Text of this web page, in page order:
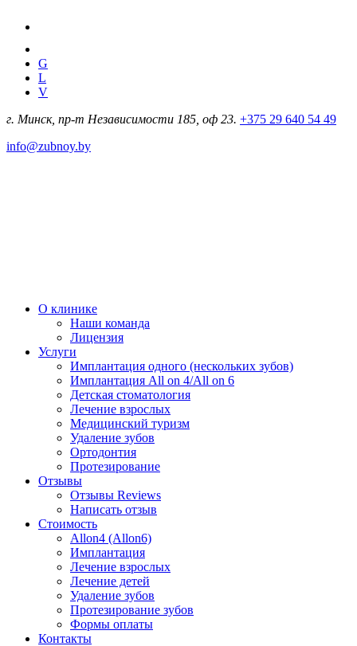
G
L
V
г. Минск, пр-т Независимости 185, оф 23. +375 29 640 54 49
info@zubnoy.by
О клинике
Наши команда
Лицензия
Услуги
Имплантация одного (нескольких зубов)
Имплантация All on 4/All on 6
Детская стоматология
Лечение взрослых
Медицинский туризм
Удаление зубов
Ортодонтия
Протезирование
Отзывы
Отзывы Reviews
Написать отзыв
Стоимость
Allon4 (Allon6)
Имплантация
Лечение взрослых
Лечение детей
Удаление зубов
Протезирование зубов
Формы оплаты
Контакты